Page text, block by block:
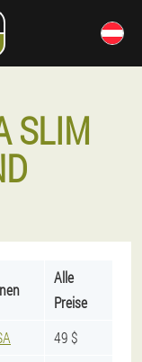
SLIM
Alle
Preise
49 $